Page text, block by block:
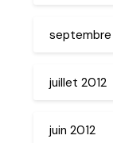
septembre
juillet 2012
juin 2012